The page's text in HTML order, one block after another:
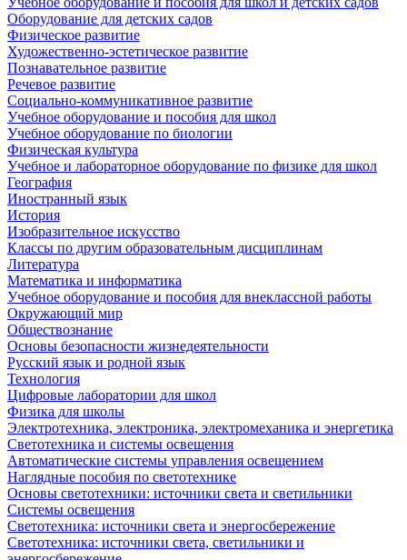
Оборудование для детских садов
Физическое развитие
Художественно-эстетическое развитие
Познавательное развитие
Речевое развитие
Социально-коммуникативное развитие
Учебное оборудование и пособия для школ
Учебное оборудование по биологии
Физическая культура
Учебное и лабораторное оборудование по физике для школ
География
Иностранный язык
История
Изобразительное искусство
Классы по другим образовательным дисциплинам
Литература
Математика и информатика
Учебное оборудование и пособия для внеклассной работы
Окружающий мир
Обществознание
Основы безопасности жизнедеятельности
Русский язык и родной язык
Технология
Цифровые лаборатории для школ
Физика для школы
Электротехника, электроника, электромеханика и энергетика
Светотехника и системы освещения
Автоматические системы управления освещением
Наглядные пособия по светотехнике
Основы светотехники: источники света и светильники
Системы освещения
Светотехника: источники света и энергосбережение
Светотехника: источники света, светильники и